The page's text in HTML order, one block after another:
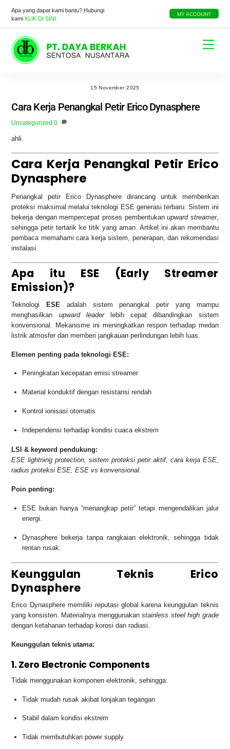
Apa yang dapat kami bantu? Hubungi
kamiKLIK DI SINI
MY ACCOUNT
Menu
15 November 2025
Cara Kerja Penangkal Petir Erico Dynasphere
Uncategorized 0
ahli.
Cara Kerja Penangkal Petir Erico
Dynasphere
Penangkal petir Erico Dynasphere dirancang untuk memberikan
proteksi maksimal melalui teknologi ESE generasi terbaru. Sistem ini
bekerja dengan mempercepat proses pembentukanupward streamer,
sehingga petir tertarik ke titik yang aman. Artikel ini akan membantu
pembaca memahami cara kerja sistem, penerapan, dan rekomendasi
instalasi.
Apa itu ESE (Early Streamer
Emission)?
TeknologiESE adalah sistem penangkal petir yang mampu
menghasilkan upward leaderlebih cepat dibandingkan sistem
konvensional. Mekanisme ini meningkatkan respon terhadap medan
listrik atmosfer dan memberi jangkauan perlindungan lebih luas.
Elemen penting pada teknologi ESE:
Peningkatan kecepatan emisi streamer
Material konduktif dengan resistansi rendah
Kontrol ionisasi otomatis
Independensi terhadap kondisi cuaca ekstrem
LSI & keyword pendukung:
ESE lightning protection, sistem proteksi petir aktif, cara kerja ESE,
radius proteksi ESE, ESE vs konvensional.
Poin penting:
ESE bukan hanya “menangkap petir” tetapi mengendalikan jalur
energi.
Dynasphere bekerja tanpa rangkaian elektronik, sehingga tidak
rentan rusak.
Keunggulan Teknis Erico
Dynasphere
Erico Dynasphere memiliki reputasi global karena keunggulan teknis
yang konsisten. Materialnya menggunakanstainless steel high grade
dengan ketahanan terhadap korosi dan radiasi.
Keunggulan teknis utama:
1. Zero Electronic Components
Tidak menggunakan komponen elektronik, sehingga:
Tidak mudah rusak akibat lonjakan tegangan
Stabil dalam kondisi ekstrem
Tidak membutuhkan power supply